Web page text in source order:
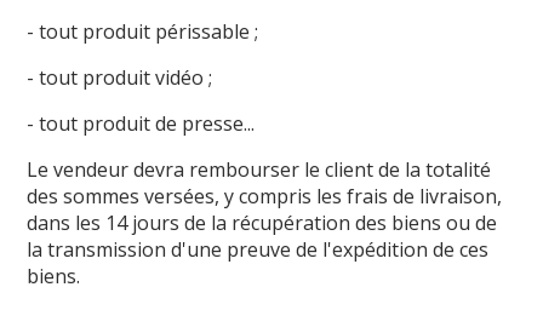
- tout produit périssable ;
- tout produit vidéo ;
- tout produit de presse...
Le vendeur devra rembourser le client de la totalité
des sommes versées, y compris les frais de livraison,
dans les 14 jours de la récupération des biens ou de
la transmission d'une preuve de l'expédition de ces
biens.